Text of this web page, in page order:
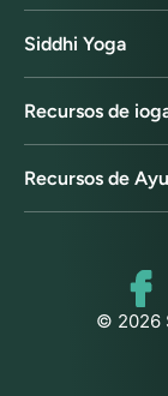
Siddhi Yoga
Recursos de
Recursos de
© 2026